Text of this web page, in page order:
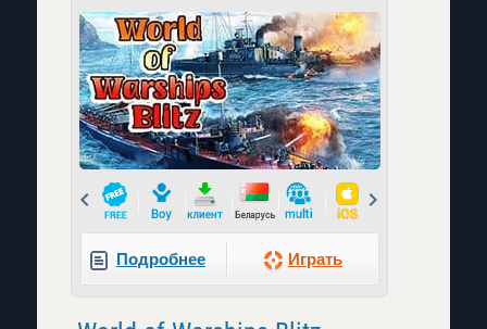
Prev
Подробнее Играть